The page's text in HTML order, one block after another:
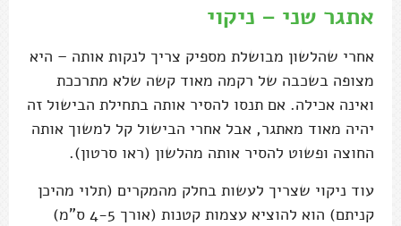
אתגר שני – ניקוי
אחרי שהלשון מבושלת מספיק צריך לנקות אותה – היא
מצופה בשכבה של רקמה מאוד קשה שלא מתרככת
ואינה אכילה. אם תנסו להסיר אותה בתחילת הבישול זה
יהיה מאוד מאתגר, אבל אחרי הבישול קל למשוך אותה
החוצה ופשוט להסיר אותה מהלשון (ראו סרטון).
עוד ניקוי שצריך לעשות בחלק מהמקרים (תלוי מהיכן
קניתם) הוא להוציא עצמות קטנות (אורך 4-5 ס"מ)